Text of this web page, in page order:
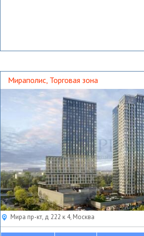
Мираполис, Торговая зона
Мира пр-кт, д 222 к 4, Москва